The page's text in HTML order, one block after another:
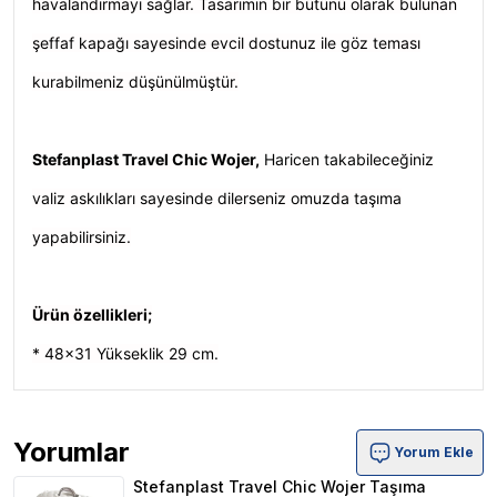
şeffaf kapağı sayesinde evcil dostunuz ile göz teması
kurabilmeniz düşünülmüştür.
Stefanplast Travel Chic Wojer, Haricen takabileceğiniz
valiz askılıkları sayesinde dilerseniz omuzda taşıma
yapabilirsiniz.
Ürün özellikleri;
* 48x31 Yükseklik 29 cm.
Yorumlar
Stefanplast Travel Chic Wojer Taşıma Çantası Beyaz
Yorum Ekle
Stefanplast Travel Chic Wojer Taşıma